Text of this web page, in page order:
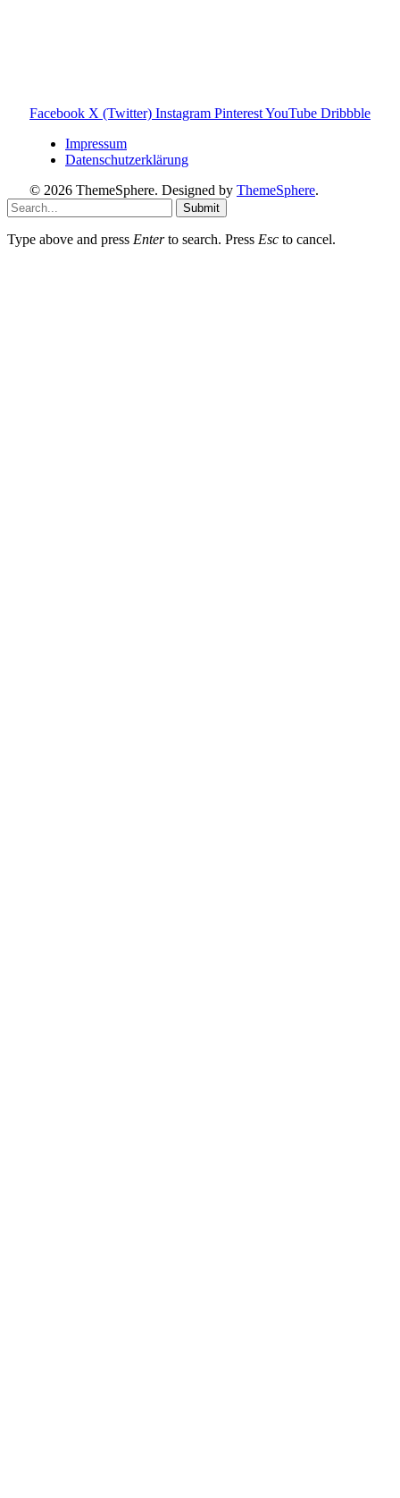
Facebook X (Twitter) Instagram PinterestYouTube Dribbble
Impressum
Datenschutzerklärung
© 2026 ThemeSphere. Designed by ThemeSphere.
Submit
Type above and press Enterto search. Press Esc to cancel.